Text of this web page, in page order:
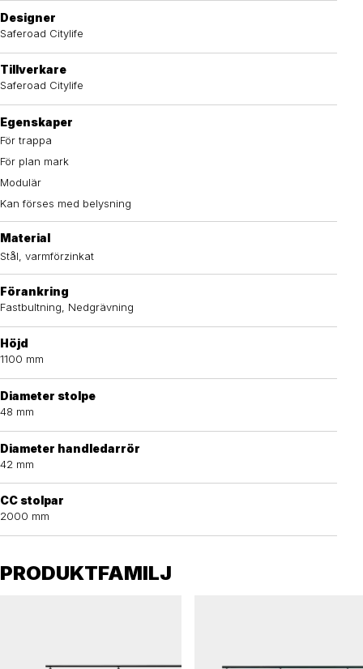
Designer
Saferoad Citylife
Tillverkare
Saferoad Citylife
Egenskaper
För trappa
För plan mark
Modulär
Kan förses med belysning
Material
Stål, varmförzinkat
Förankring
Fastbultning, Nedgrävning
Höjd
1100 mm
Diameter stolpe
48 mm
Diameter handledarrör
42 mm
CC stolpar
2000 mm
PRODUKTFAMILJ